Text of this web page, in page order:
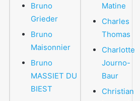
Bruno
Grieder
Bruno
Maisonnier
Bruno
MASSIET DU
BIEST
Matine
Charles
Thomas
Charlotte
Journo-
Baur
Christian